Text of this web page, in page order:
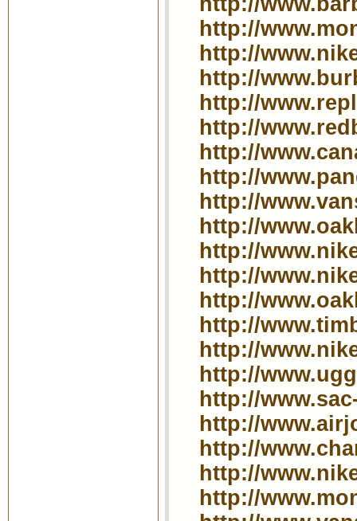
http://
http://
http://
http://
http://
http://
http://
http://
http://
http://
http://
http://
http://
http://
http://
http://
http://
http://
http://
http://